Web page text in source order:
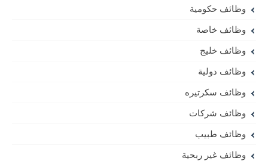
وظائف حكومية
وظائف خاصة
وظائف خليج
وظائف دولية
وظائف سكرتيره
وظائف شركات
وظائف طبيب
وظائف غير ربحية